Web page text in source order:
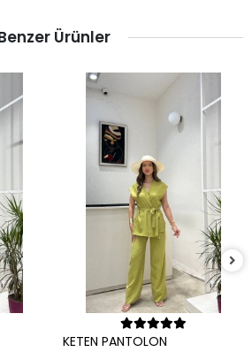
Ürünler
Sepete Ekle
KETEN PANTOLON